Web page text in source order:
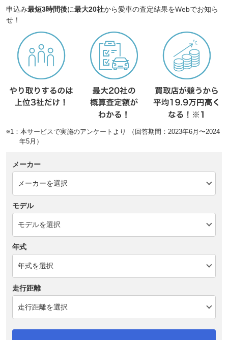
申込み最短3時間後に最大20社から愛車の査定結果をWebでお知ら
せ！
※1：本サービスで実施のアンケートより （回答期間：2023年6月〜2024
年5月）
メーカー
モデル
年式
走行距離